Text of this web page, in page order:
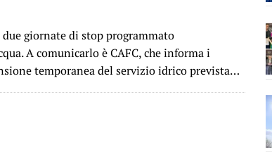
giornate di stop programmato
A comunicarlo è CAFC, che informa i
temporanea del servizio idrico prevista…